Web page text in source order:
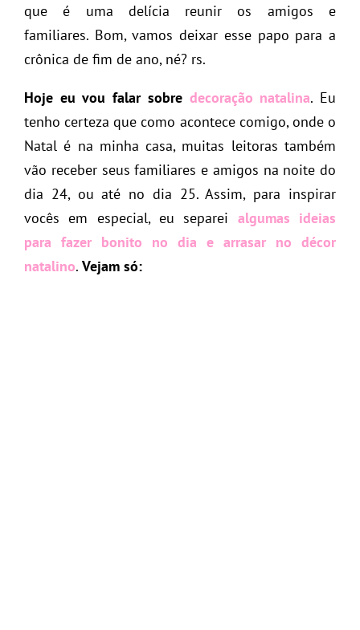
que é uma delícia reunir os amigos e
familiares. Bom, vamos deixar esse papo para a
crônica de fim de ano, né? rs.
Hoje eu vou falar sobre decoração natalina. Eu
tenho certeza que como acontece comigo, onde o
Natal é na minha casa, muitas leitoras também
vão receber seus familiares e amigos na noite do
dia 24, ou até no dia 25. Assim, para inspirar
vocês em especial, eu separei algumas ideias
para fazer bonito no dia e arrasar no décor
natalino. Vejam só: